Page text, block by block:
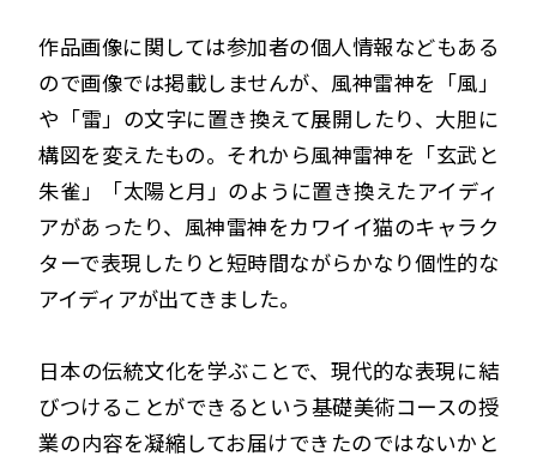
作品画像に関しては参加者の個人情報などもある
ので画像では掲載しませんが、風神雷神を「風」
や「雷」の文字に置き換えて展開したり、大胆に
構図を変えたもの。それから風神雷神を「玄武と
朱雀」「太陽と月」のように置き換えたアイディ
アがあったり、風神雷神をカワイイ猫のキャラク
ターで表現したりと短時間ながらかなり個性的な
アイディアが出てきました。
日本の伝統文化を学ぶことで、現代的な表現に結
びつけることができるという基礎美術コースの授
業の内容を凝縮してお届けできたのではないかと